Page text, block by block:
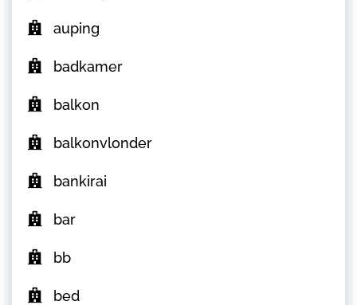
auping
badkamer
balkon
balkonvlonder
bankirai
bar
bb
bed